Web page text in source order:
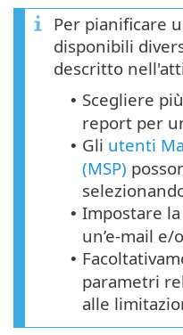
Per pianificare
disponibili
descritto
• Scegliere
report per
• Gli utenti
(MSP)
• Impostare
un’e-mail e/
•
parametri
alle